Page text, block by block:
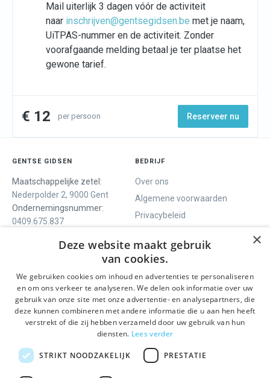
Mail uiterlijk 3 dagen vóór de activiteit
naar inschrijven@gentsegidsen.be met je naam,
UiTPAS-nummer en de activiteit. Zonder
voorafgaande melding betaal je ter plaatse het
gewone tarief.
€ 12 per persoon Reserveer nu
GENTSE GIDSEN
Maatschappelijke zetel:
Nederpolder 2, 9000 Gent
Ondernemingsnummer:
0409.675.837
BEDRIJF
Over ons
Algemene voorwaarden
Privacybeleid
ONS AANBOD
Rondleidingen
Dagprogramma
Activiteiten
SOCIALS
Facebook
Instagram
LinkedIn
×
Deze website maakt gebruik
van cookies.
We gebruiken cookies om inhoud en advertenties te personaliseren
en om ons verkeer te analyseren. We delen ook informatie over uw
gebruik van onze site met onze advertentie- en analysepartners, die
deze kunnen combineren met andere informatie die u aan hen heeft
verstrekt of die zij hebben verzameld door uw gebruik van hun
diensten. Lees verder
STRIKT NOODZAKELIJK PRESTATIE